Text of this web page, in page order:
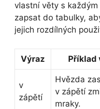
vlastní věty s
zapsat do tabulky,
jejich rozdílných
Výraz Příklad
v
zápětí
Hvězda
v zápětí
mraky.